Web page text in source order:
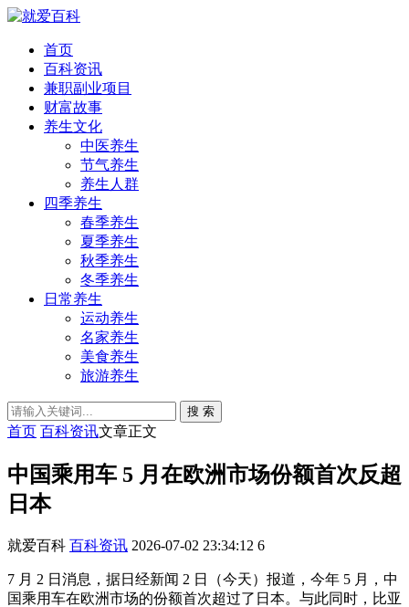
首页
百科资讯
兼职副业项目
财富故事
养生文化
中医养生
节气养生
养生人群
四季养生
春季养生
夏季养生
秋季养生
冬季养生
日常养生
运动养生
名家养生
美食养生
旅游养生
搜 索
首页 百科资讯文章正文
中国乘用车 5 月在欧洲市场份额首次反超
日本
就爱百科 百科资讯 2026-07-02 23:34:12 6
7 月 2 日消息，据日经新闻 2 日（今天）报道，今年 5 月，中
国乘用车在欧洲市场的份额首次超过了日本。与此同时，比亚